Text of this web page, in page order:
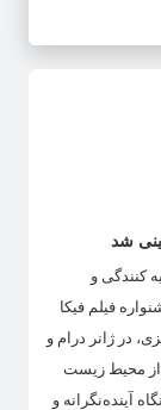
شد
کنندگی و
فیلم فیکا
در ژانر درام و
محیط زیست
آینده‌نگرانه و